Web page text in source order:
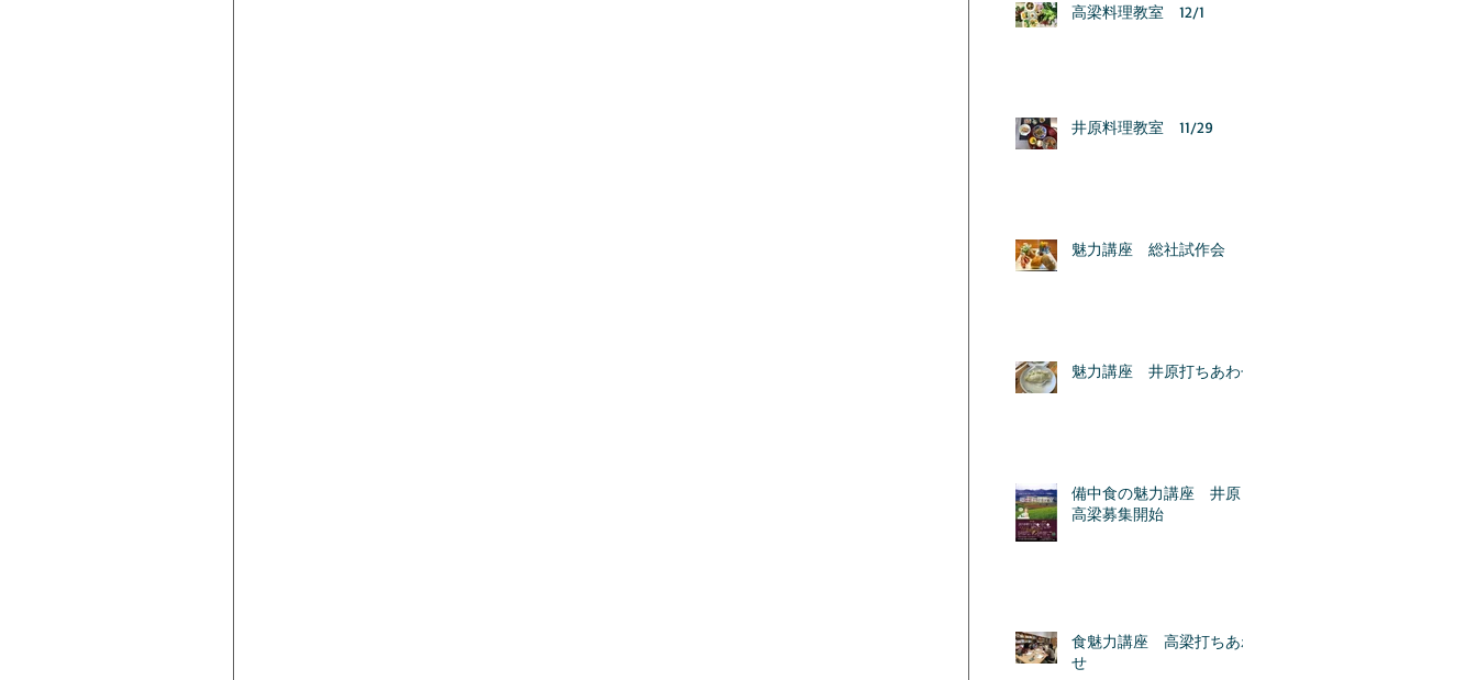
高梁料理教室 12/1
井原料理教室 11/29
魅力講座 総社試作会
魅力講座 井原打ちあわせ
備中食の魅力講座 井原＆
高梁募集開始
食魅力講座 高梁打ちあわ
せ